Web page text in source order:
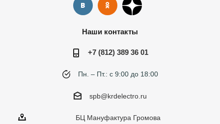
Наши контакты
+7 (812) 389 36 01
Пн. – Пт.: с 9:00 до 18:00
spb@krdelectro.ru
БЦ Мануфактура Громова